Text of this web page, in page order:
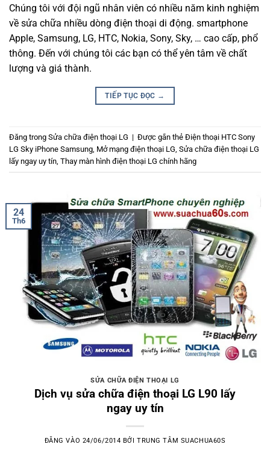
Chúng tôi với đội ngũ nhân viên có nhiều năm kinh nghiệm
về sửa chữa nhiều dòng điện thoại di động. smartphone
Apple, Samsung, LG, HTC, Nokia, Sony, Sky, … cao cấp, phổ
thông. Đến với chúng tôi các bạn có thể yên tâm về chất
lượng và giá thành.
TIẾP TỤC ĐỌC →
Đăng trong Sửa chữa điện thoại LG | Được gắn thẻ Điện thoại HTC Sony
LG Sky iPhone Samsung Mở mạng điện thoại LG Sửa chữa điện thoại LG
lấy ngay uy tín Thay màn hình điện thoại LG chính hãng
24
Th6
SỬA CHỮA ĐIỆN THOẠI LG
Dịch vụ sửa chữa điện thoại LG L90 lấy
ngay uy tín
ĐĂNG VÀO 24/06/2014 BỞITRUNG TÂM SUACHUA60S